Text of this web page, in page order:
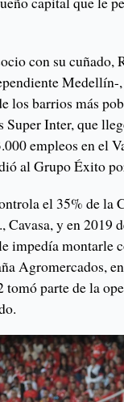
con su
los barrios más
Super Inter, que
empleos en el
al Grupo Éxito
el 35% de la
Cavasa, y en 2019
impedía montarle
Agromercados,
tomó parte de la